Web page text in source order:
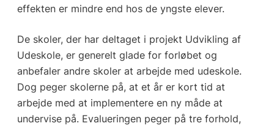
effekten er mindre end hos de yngste elever.
De skoler, der har deltaget i projekt Udvikling af
Udeskole, er generelt glade for forløbet og
anbefaler andre skoler at arbejde med udeskole.
Dog peger skolerne på, at et år er kort tid at
arbejde med at implementere en ny måde at
undervise på. Evalueringen peger på tre forhold,